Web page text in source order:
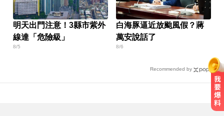
明天出門注意！3縣市紫外
線達「危險級」
8/5
白海豚逼近放颱風假？蔣
萬安說話了
8/6
Recommended by